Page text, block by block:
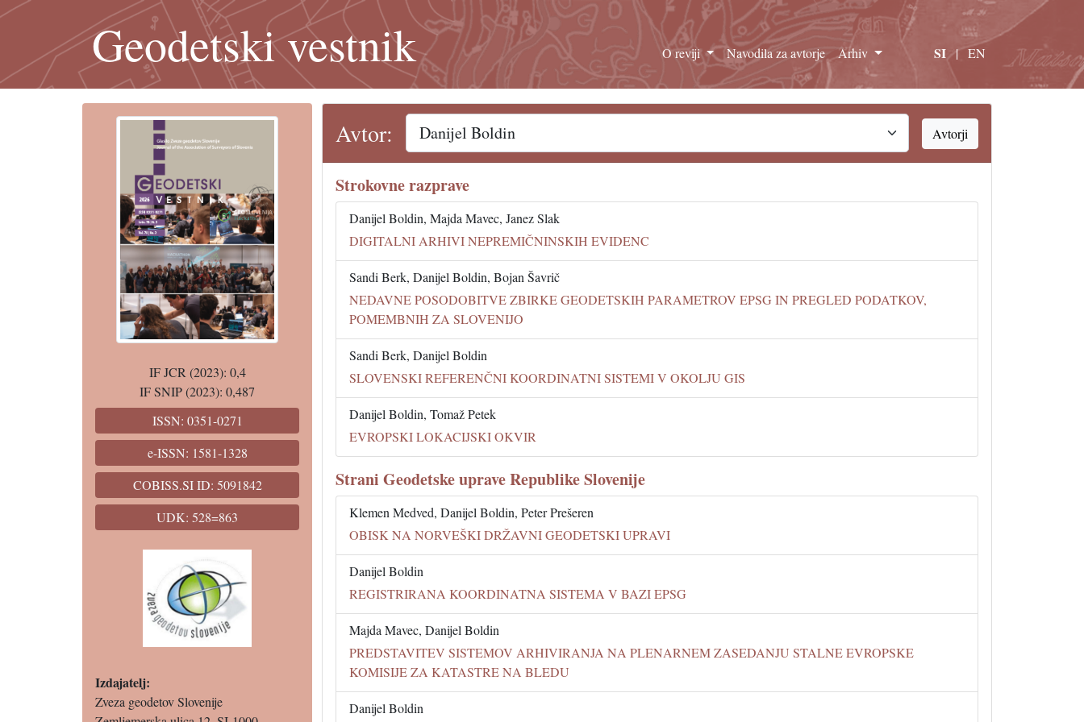
Geodetski vestnik O reviji Navodila za avtorje Arhiv SI | EN
IF JCR (2023): 0,4
IF SNIP (2023): 0,487
ISSN: 0351-0271
e-ISSN: 1581-1328
COBISS.SI ID: 5091842
UDK: 528=863
Izdajatelj:
Zveza geodetov Slovenije
Avtor: Avtorji
Strokovne razprave
Danijel Boldin, Majda Mavec, Janez Slak
DIGITALNI ARHIVI NEPREMIČNINSKIH EVIDENC
Sandi Berk, Danijel Boldin, Bojan Šavrič
NEDAVNE POSODOBITVE ZBIRKE GEODETSKIH PARAMETROV EPSG IN PREGLED PODATKOV,
POMEMBNIH ZA SLOVENIJO
Sandi Berk, Danijel Boldin
SLOVENSKI REFERENČNI KOORDINATNI SISTEMI V OKOLJU GIS
Danijel Boldin, Tomaž Petek
EVROPSKI LOKACIJSKI OKVIR
Strani Geodetske uprave Republike Slovenije
Klemen Medved, Danijel Boldin, Peter Prešeren
OBISK NA NORVEŠKI DRŽAVNI GEODETSKI UPRAVI
Danijel Boldin
REGISTRIRANA KOORDINATNA SISTEMA V BAZI EPSG
Majda Mavec, Danijel Boldin
PREDSTAVITEV SISTEMOV ARHIVIRANJA NA PLENARNEM ZASEDANJU STALNE EVROPSKE
KOMISIJE ZA KATASTRE NA BLEDU
Danijel Boldin